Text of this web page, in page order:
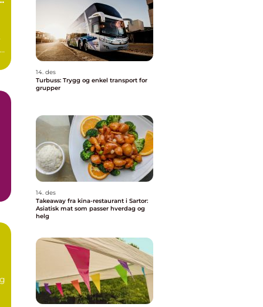
14. des
Turbuss: Trygg og enkel transport for
grupper
14. des
Takeaway fra kina-restaurant i Sartor:
Asiatisk mat som passer hverdag og
helg